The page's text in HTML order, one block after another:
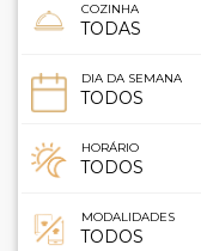
COZINHA
DIA DA SEMANA
HORÁRIO
MODALIDADES